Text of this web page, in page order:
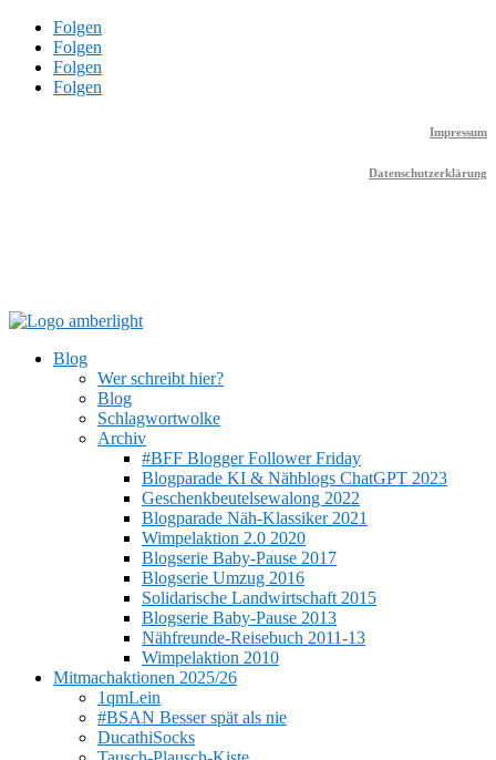
Folgen
Folgen
Folgen
Folgen
Impressum
Datenschutzerklärung
Blog
Wer schreibt hier?
Blog
Schlagwortwolke
Archiv
#BFF Blogger Follower Friday
Blogparade KI & Nähblogs ChatGPT 2023
Geschenkbeutelsewalong 2022
Blogparade Näh-Klassiker 2021
Wimpelaktion 2.0 2020
Blogserie Baby-Pause 2017
Blogserie Umzug 2016
Solidarische Landwirtschaft 2015
Blogserie Baby-Pause 2013
Nähfreunde-Reisebuch 2011-13
Wimpelaktion 2010
Mitmachaktionen 2025/26
1qmLein
#BSAN Besser spät als nie
DucathiSocks